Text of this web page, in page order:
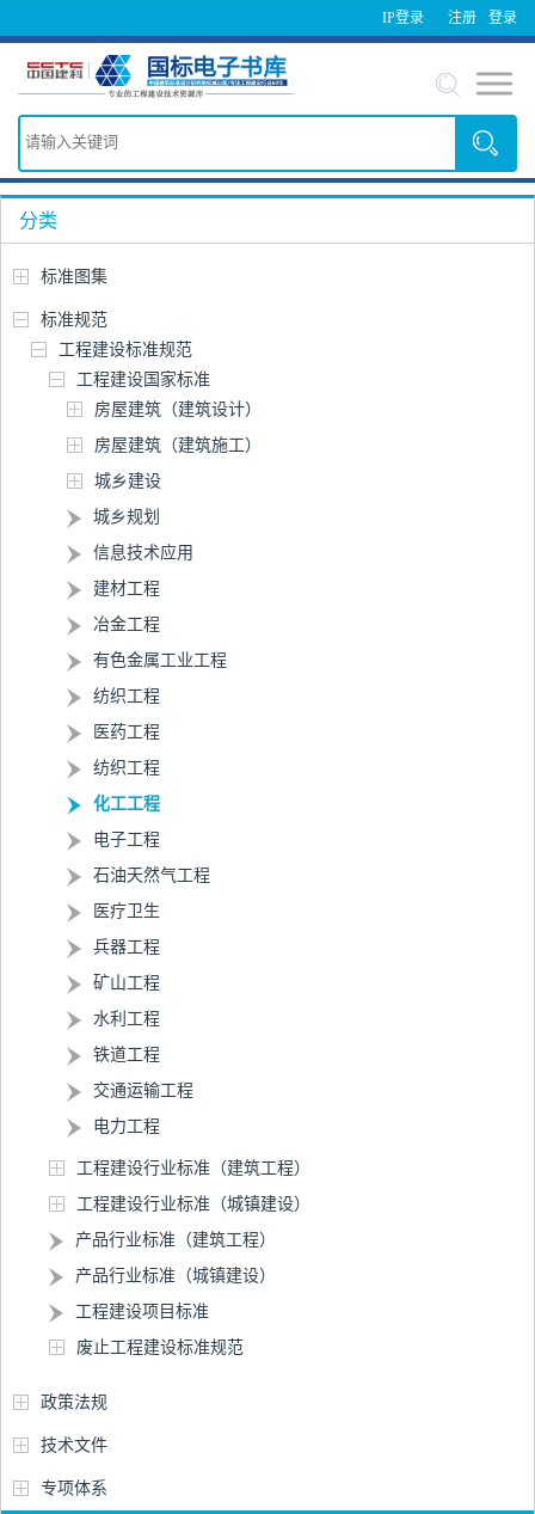
IP登录 登录
注册
分类
标准图集
标准规范
工程建设标准规范
工程建设国家标准
房屋建筑（建筑设计）
房屋建筑（建筑施工）
城乡建设
城乡规划
信息技术应用
建材工程
冶金工程
有色金属工业工程
纺织工程
医药工程
纺织工程
化工工程
电子工程
石油天然气工程
医疗卫生
兵器工程
矿山工程
水利工程
铁道工程
交通运输工程
电力工程
工程建设行业标准（建筑工程）
工程建设行业标准（城镇建设）
产品行业标准（建筑工程）
产品行业标准（城镇建设）
工程建设项目标准
废止工程建设标准规范
政策法规
技术文件
专项体系